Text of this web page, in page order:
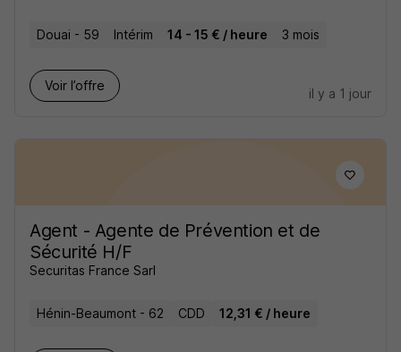
Douai - 59 Intérim 14 - 15 € / heure 3 mois
Voir l’offre
il y a 1 jour
Agent - Agente de Prévention et de
Sécurité H/F
Securitas France Sarl
Hénin-Beaumont - 62 CDD 12,31 € / heure